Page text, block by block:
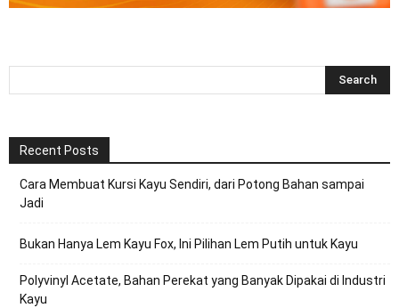
Recent Posts
Cara Membuat Kursi Kayu Sendiri, dari Potong Bahan sampai
Jadi
Bukan Hanya Lem Kayu Fox, Ini Pilihan Lem Putih untuk Kayu
Polyvinyl Acetate, Bahan Perekat yang Banyak Dipakai di Industri
Kayu